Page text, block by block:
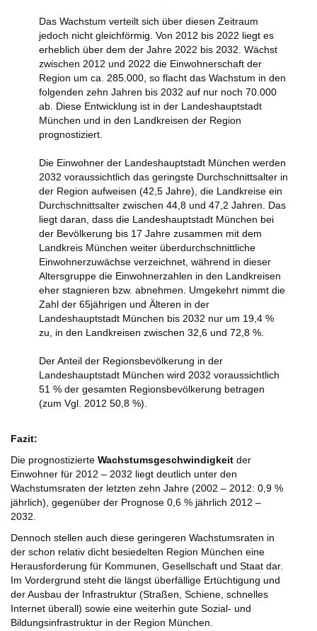
Das Wachstum verteilt sich über diesen Zeitraum
jedoch nicht gleichförmig. Von 2012 bis 2022 liegt es
erheblich über dem der Jahre 2022 bis 2032. Wächst
zwischen 2012 und 2022 die Einwohnerschaft der
Region um ca. 285.000, so flacht das Wachstum in den
folgenden zehn Jahren bis 2032 auf nur noch 70.000
ab. Diese Entwicklung ist in der Landeshauptstadt
München und in den Landkreisen der Region
prognostiziert.
Die Einwohner der Landeshauptstadt München werden
2032 voraussichtlich das geringste Durchschnittsalter in
der Region aufweisen (42,5 Jahre), die Landkreise ein
Durchschnittsalter zwischen 44,8 und 47,2 Jahren. Das
liegt daran, dass die Landeshauptstadt München bei
der Bevölkerung bis 17 Jahre zusammen mit dem
Landkreis München weiter überdurchschnittliche
Einwohnerzuwächse verzeichnet, während in dieser
Altersgruppe die Einwohnerzahlen in den Landkreisen
eher stagnieren bzw. abnehmen. Umgekehrt nimmt die
Zahl der 65jährigen und Älteren in der
Landeshauptstadt München bis 2032 nur um 19,4 %
zu, in den Landkreisen zwischen 32,6 und 72,8 %.
Der Anteil der Regionsbevölkerung in der
Landeshauptstadt München wird 2032 voraussichtlich
51 % der gesamten Regionsbevölkerung betragen
(zum Vgl. 2012 50,8 %).
Fazit:
Die prognostizierte Wachstumsgeschwindigkeit der
Einwohner für 2012 – 2032 liegt deutlich unter den
Wachstumsraten der letzten zehn Jahre (2002 – 2012: 0,9 %
jährlich), gegenüber der Prognose 0,6 % jährlich 2012 –
2032.
Dennoch stellen auch diese geringeren Wachstumsraten in
der schon relativ dicht besiedelten Region München eine
Herausforderung für Kommunen, Gesellschaft und Staat dar.
Im Vordergrund steht die längst überfällige Ertüchtigung und
der Ausbau der Infrastruktur (Straßen, Schiene, schnelles
Internet überall) sowie eine weiterhin gute Sozial- und
Bildungsinfrastruktur in der Region München.